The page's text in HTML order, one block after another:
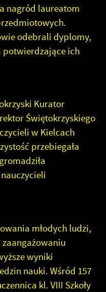
nagród laureatom
odebrali dyplomy,
potwierdzające ich
Kurator
Świętokrzyskiego
w Kielcach
przebiegała
młodych ludzi,
wyniki
nauki. Wśród 157
kl. VIII Szkoły
są przetwarzane
zgody na
dostępność
prezentujemy Ci
na stronach naszych
prezentowania Ci
analizy Twoich
trzecich lub firm
innych dostawców
pośredników
wiadomości, ofert,